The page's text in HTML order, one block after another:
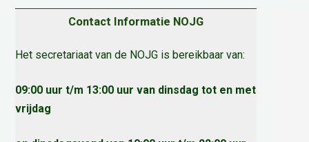
Contact Informatie NOJG
Het secretariaat van de NOJG is bereikbaar van:
09:00 uur t/m 13:00 uur van dinsdag tot en met
vrijdag